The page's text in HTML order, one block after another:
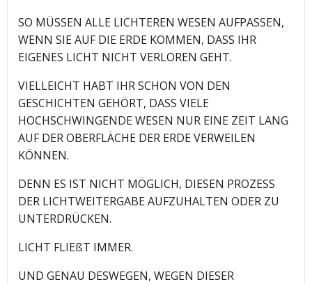
SO MÜSSEN ALLE LICHTEREN WESEN AUFPASSEN,
WENN SIE AUF DIE ERDE KOMMEN, DASS IHR
EIGENES LICHT NICHT VERLOREN GEHT.
VIELLEICHT HABT IHR SCHON VON DEN
GESCHICHTEN GEHÖRT, DASS VIELE
HOCHSCHWINGENDE WESEN NUR EINE ZEIT LANG
AUF DER OBERFLÄCHE DER ERDE VERWEILEN
KÖNNEN.
DENN ES IST NICHT MÖGLICH, DIESEN PROZESS
DER LICHTWEITERGABE AUFZUHALTEN ODER ZU
UNTERDRÜCKEN.
LICHT FLIEßT IMMER.
UND GENAU DESWEGEN, WEGEN DIESER